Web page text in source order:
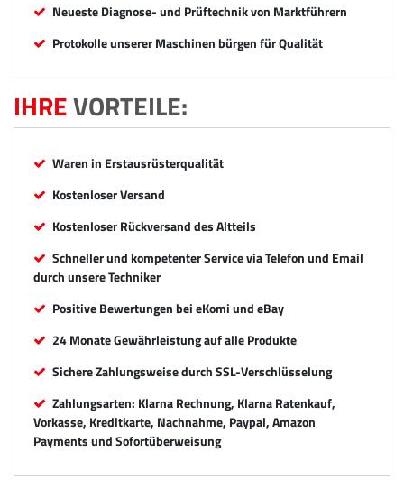
Neueste Diagnose- und Prüftechnik von Marktführern
Protokolle unserer Maschinen bürgen für Qualität
IHREVORTEILE:
Waren in Erstausrüsterqualität
Kostenloser Versand
Kostenloser Rückversand des Altteils
Schneller und kompetenter Service via Telefon und Email
durch unsere Techniker
Positive Bewertungen bei eKomi und eBay
24 Monate Gewährleistung auf alle Produkte
Sichere Zahlungsweise durch SSL-Verschlüsselung
Zahlungsarten: Klarna Rechnung, Klarna Ratenkauf,
Vorkasse, Kreditkarte, Nachnahme, Paypal, Amazon
Payments und Sofortüberweisung